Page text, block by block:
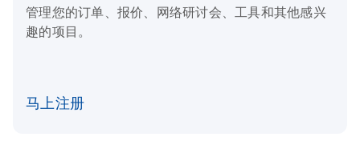
管理您的订单、报价、网络研讨会、工具和其他感兴
趣的项目。
马上注册